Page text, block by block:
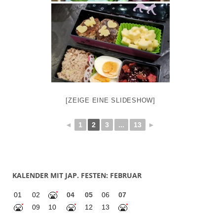
[ZEIGE EINE SLIDESHOW]
◄ 1 2 3 ... 13 ►
KALENDER MIT JAP. FESTEN: FEBRUAR
01 02 04 05 06
07
09
10 12
13